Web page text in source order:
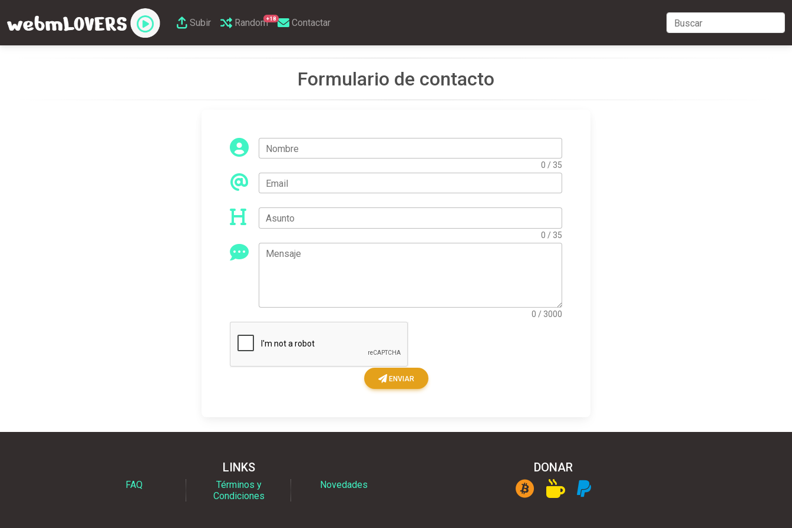
Subir Random+18 Contactar
Formulario de contacto
Nombre
0 / 35
Email
Asunto
0 / 35
Mensaje
0 / 3000
ENVIAR
LINKS
FAQ
Términos y
Condiciones
Novedades
DONAR